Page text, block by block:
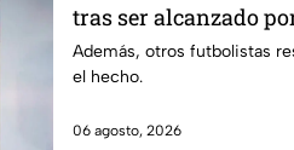
tras ser alcanzado
partido
Además, otros futbolistas
el hecho.
06 agosto, 2026